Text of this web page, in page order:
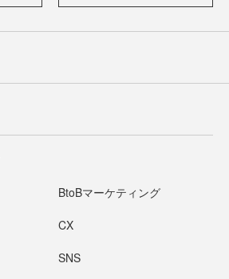
BtoBマーケティング
CX
SNS